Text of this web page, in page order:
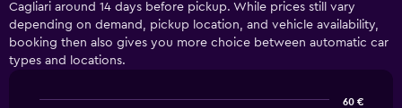
Range:
4
categories.
The
has
Cagliari around 14 days before pickup. While prices still vary
depending on demand, pickup location, and vehicle availability,
booking then also gives you more choice between automatic car
types and locations.
60 €